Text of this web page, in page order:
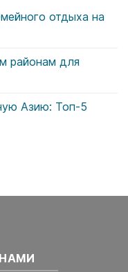
отдыха на
районам для
Азию: Топ-5